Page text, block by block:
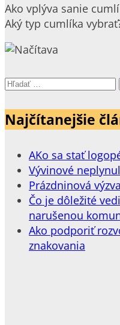
Ako vplýva sanie
Aký typ cumlíka
Hľadať:
Najčítanejšie
AKo sa stať
Vývinové
Prázdninová
Čo je dôležité
narušenou
Ako podporiť
znakovania